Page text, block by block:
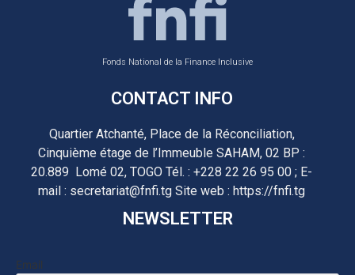
Fonds National de la Finance Inclusive
CONTACT INFO
Quartier Atchanté, Place de la Réconciliation,
Cinquième étage de l’Immeuble SAHAM, 02 BP :
20.889 Lomé 02, TOGO Tél. : +228 22 26 95 00 ; E-
mail : secretariat@fnfi.tg Site web : https://fnfi.tg
NEWSLETTER
Email